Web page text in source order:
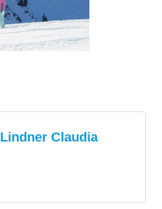
Lindner Claudia